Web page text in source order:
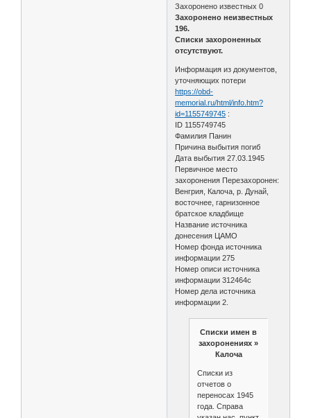
Захоронено известных 0
Захоронено неизвестных
196.
Списки захороненных
отсутствуют.
Информация из документов,
уточняющих потери
https://obd-
memorial.ru/html/info.htm?
id=1155749745 :
ID 1155749745
Фамилия Панин
Причина выбытия погиб
Дата выбытия 27.03.1945
Первичное место
захоронения Перезахоронен:
Венгрия, Калоча, р. Дунай,
восточнее, гарнизонное
братское кладбище
Название источника
донесения ЦАМО
Номер фонда источника
информации 275
Номер описи источника
информации 312464с
Номер дела источника
информации 2.
Списки имен в
захоронениях »
Калоча
Списки из
отчетов о
переносах 1945
года. Справа